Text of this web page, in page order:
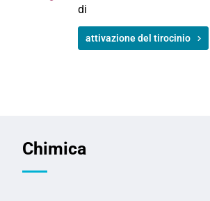
di
attivazione del tirocinio
Chimica